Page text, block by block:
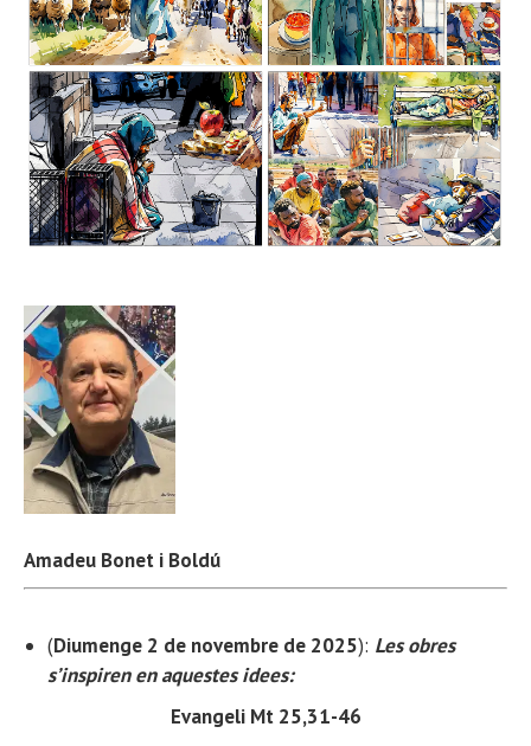
Amadeu Bonet i Boldú
(Diumenge 2 de novembre de 2025): Les obres
s’inspiren en aquestes idees:
Evangeli Mt 25,31-46